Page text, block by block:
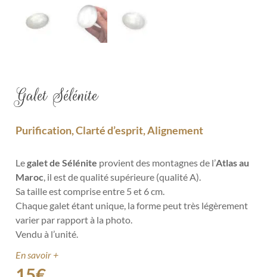
Galet Sélénite
Purification, Clarté d’esprit, Alignement
Legalet de Sélénite provient des montagnes de l’Atlas au
Maroc , il est de qualité supérieure (qualité A).
Sa taille est comprise entre 5 et 6 cm.
Chaque galet étant unique, la forme peut très légèrement
varier par rapport à la photo.
Vendu à l’unité.
En savoir +